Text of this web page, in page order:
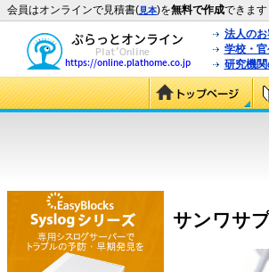
会員はオンラインで見積書(見本)を無料で作成できます
法人の
学校・
研究機
サンワサ